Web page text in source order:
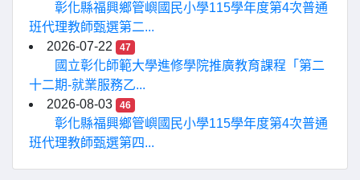
彰化縣福興鄉管嶼國民小學115學年度第4次普通
班代理教師甄選第二...
2026-07-22
47
國立彰化師範大學進修學院推廣教育課程「第二
十二期-就業服務乙...
2026-08-03
46
彰化縣福興鄉管嶼國民小學115學年度第4次普通
班代理教師甄選第四...